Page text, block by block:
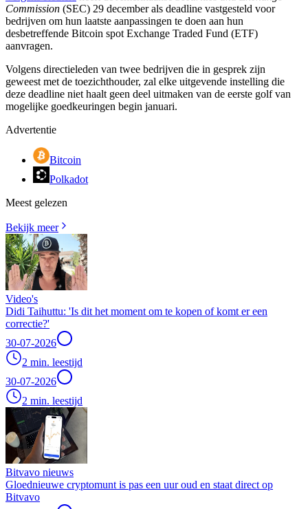
Commission (SEC) 29 december als deadline vastgesteld voor
bedrijven om hun laatste aanpassingen te doen aan hun
desbetreffende Bitcoin spot Exchange Traded Fund (ETF)
aanvragen.
Volgens directieleden van twee bedrijven die in gesprek zijn
geweest met de toezichthouder, zal elke uitgevende instelling die
deze deadline niet haalt geen deel uitmaken van de eerste golf van
mogelijke goedkeuringen begin januari.
Advertentie
Bitcoin
Polkadot
Meest gelezen
Bekijk meer
Video's
Didi Taihuttu: 'Is dit het moment om te kopen of komt er een
correctie?'
30-07-2026
2 min. leestijd
30-07-2026
2 min. leestijd
Bitvavo nieuws
Gloednieuwe cryptomunt is pas een uur oud en staat direct op
Bitvavo